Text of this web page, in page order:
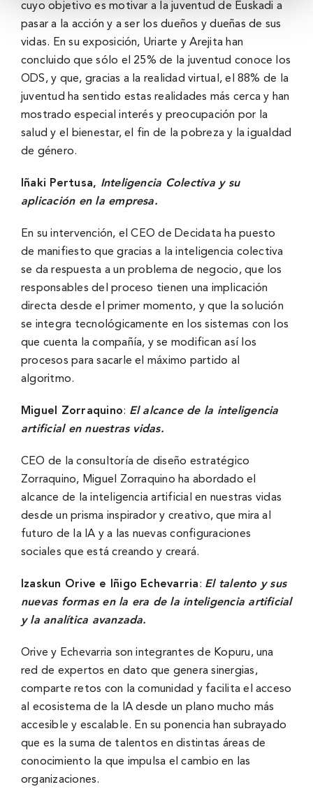
cuyo objetivo es motivar a la juventud de Euskadi a
pasar a la acción y a ser los dueños y dueñas de sus
vidas. En su exposición, Uriarte y Arejita han
concluido que sólo el 25% de la juventud conoce los
ODS, y que, gracias a la realidad virtual, el 88% de la
juventud ha sentido estas realidades más cerca y han
mostrado especial interés y preocupación por la
salud y el bienestar, el fin de la pobreza y la igualdad
de género.
Iñaki Pertusa, Inteligencia Colectiva y su
aplicación en la empresa.
En su intervención, el CEO de Decidata ha puesto
de manifiesto que gracias a la inteligencia colectiva
se da respuesta a un problema de negocio, que los
responsables del proceso tienen una implicación
directa desde el primer momento, y que la solución
se integra tecnológicamente en los sistemas con los
que cuenta la compañía, y se modifican así los
procesos para sacarle el máximo partido al
algoritmo.
Miguel Zorraquino: El alcance de la inteligencia
artificial en nuestras vidas.
CEO de la consultoría de diseño estratégico
Zorraquino, Miguel Zorraquino ha abordado el
alcance de la inteligencia artificial en nuestras vidas
desde un prisma inspirador y creativo, que mira al
futuro de la IA y a las nuevas configuraciones
sociales que está creando y creará.
Izaskun Orive e Iñigo Echevarria: El talento y sus
nuevas formas en la era de la inteligencia artificial
y la analítica avanzada.
Orive y Echevarria son integrantes de Kopuru, una
red de expertos en dato que genera sinergias,
comparte retos con la comunidad y facilita el acceso
al ecosistema de la IA desde un plano mucho más
accesible y escalable. En su ponencia han subrayado
que es la suma de talentos en distintas áreas de
conocimiento la que impulsa el cambio en las
organizaciones.